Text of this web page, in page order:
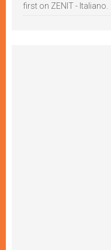
first on ZENIT - Italiano.